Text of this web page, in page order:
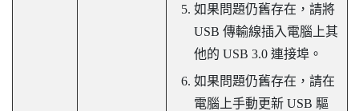
如果問題仍舊存在，請將
USB 傳輸線插入電腦上其
他的 USB 3.0 連接埠。
如果問題仍舊存在，請在
電腦上手動更新 USB 驅